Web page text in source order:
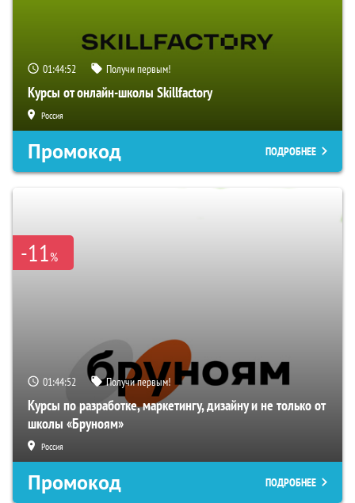
01:44:51 Получи первым!
Курсы от онлайн-школы Skillfactory
Россия
Промокод ПОДРОБНЕЕ
-11%
01:44:51 Получи первым!
Курсы по разработке, маркетингу, дизайну и не только от
школы «Бруноям»
Россия
Промокод ПОДРОБНЕЕ